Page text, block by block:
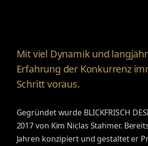
Mit viel Dynamik und
Erfahrung der Konkurrenz
Schritt voraus.
Gegründet wurde BLICKFRISCH
2017 von Kim Niclas Stahmer.
Jahren konzipiert und gestaltet er